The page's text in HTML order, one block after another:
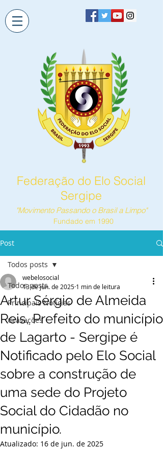
Federação do Elo Social
Sergipe
"Movimento Passando o Brasil a Limpo"
Fundado em 1990
Post
Todos posts
Principais Notícias
Gravações
Todos posts
Artur Sérgio de Almeida
Reis, Prefeito do município
de Lagarto - Sergipe é
Notificado pelo Elo Social
sobre a construção de
uma sede do Projeto
Social do Cidadão no
município.
webelosocial
13 de jun. de 2025 1 min de leitura
Atualizado: 16 de jun. de 2025